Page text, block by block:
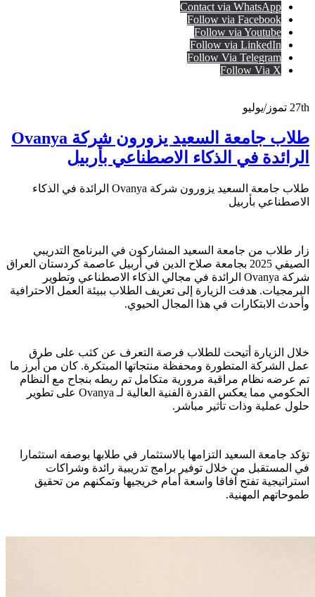
Contact via WhatsApp
Follow via Facebook
Follow via Youtube
Follow via LinkedIn
Follow Via Telegram
Follow Via X
27th تموز/يوليو
طلاب جامعة السعيد يزورون شركة Ovanya
الرائدة في الذكاء الاصطناعي بأربيل
طلاب جامعة السعيد يزورون شركة Ovanya الرائدة في الذكاء
الاصطناعي بأربيل
زار طلاب من جامعة السعيد المشاركون في البرنامج التدريبي
الصيفي 2025 بجامعة صلاح الدين في أربيل عاصمة كردستان العراق
شركة Ovanya الرائدة في مجالي الذكاء الاصطناعي وتطوير
البرمجيات. هدفت الزيارة إلى تعريف الطلاب ببيئة العمل الاحترافية
وأحدث الابتكارات في هذا المجال الحيوي.
خلال الزيارة أتيحت للطلاب فرصة التعرف عن كثب على طرق
عمل الشركة المتطورة ومحفظة منتجاتها المبتكرة. كان من أبرز ما
تم عرضه نظام مراقبة مرورية متكامل تم ربطه بنجاح مع النظام
الحكومي مما يعكس القدرة الفنية العالية لـ Ovanya على تطوير
حلول عملية وذات تأثير مباشر.
تؤكد جامعة السعيد التزامها بالاستثمار في طلابها بوصفه استثمارا
في المستقبل من خلال توفير برامج تدريبية رائدة وشراكات
استراتيجية تفتح آفاقا واسعة أمام خريجيها وتمكنهم من تحقيق
طموحاتهم المهنية.